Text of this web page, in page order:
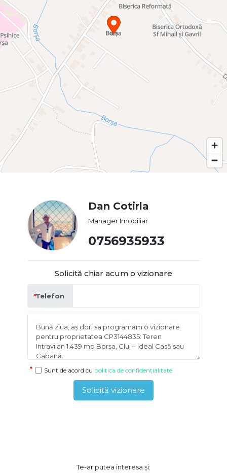
Dan Cotirla
Manager Imobiliar
0756935933
Solicită chiar acum o vizionare
Telefon
Sunt de acord cu politica de confidențialitate
Solicită vizionare
Te-ar putea interesa și: